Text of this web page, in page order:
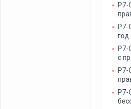
Р7-
Р7-
год
Р7-
с
Р7-
Р7-